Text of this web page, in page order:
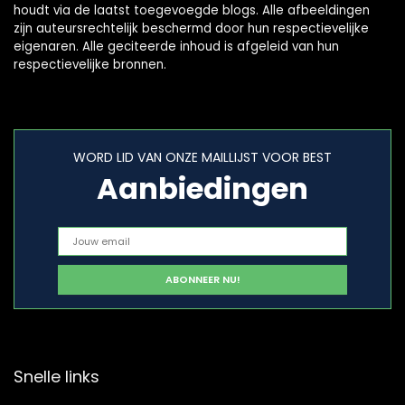
houdt via de laatst toegevoegde blogs. Alle afbeeldingen
zijn auteursrechtelijk beschermd door hun respectievelijke
eigenaren. Alle geciteerde inhoud is afgeleid van hun
respectievelijke bronnen.
WORD LID VAN ONZE MAILLIJST VOOR BEST
Aanbiedingen
Snelle links